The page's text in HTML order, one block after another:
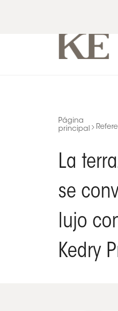
Página
principal
La
se
lujo
Kedry